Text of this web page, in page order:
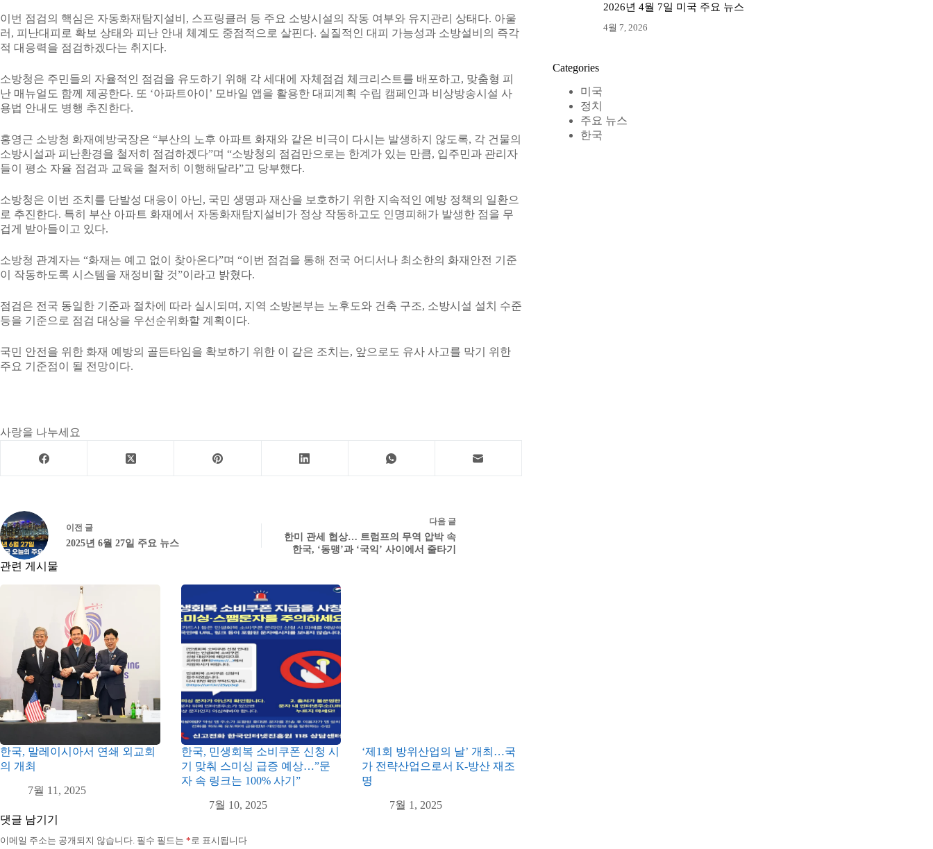
이번 점검의 핵심은 자동화재탐지설비, 스프링클러 등 주요 소방시설의 작동 여부와 유지관리 상태다. 아울
러, 피난대피로 확보 상태와 피난 안내 체계도 중점적으로 살핀다. 실질적인 대피 가능성과 소방설비의 즉각
적 대응력을 점검하겠다는 취지다.
소방청은 주민들의 자율적인 점검을 유도하기 위해 각 세대에 자체점검 체크리스트를 배포하고, 맞춤형 피
난 매뉴얼도 함께 제공한다. 또 ‘아파트아이’ 모바일 앱을 활용한 대피계획 수립 캠페인과 비상방송시설 사
용법 안내도 병행 추진한다.
홍영근 소방청 화재예방국장은 “부산의 노후 아파트 화재와 같은 비극이 다시는 발생하지 않도록, 각 건물의
소방시설과 피난환경을 철저히 점검하겠다”며 “소방청의 점검만으로는 한계가 있는 만큼, 입주민과 관리자
들이 평소 자율 점검과 교육을 철저히 이행해달라”고 당부했다.
소방청은 이번 조치를 단발성 대응이 아닌, 국민 생명과 재산을 보호하기 위한 지속적인 예방 정책의 일환으
로 추진한다. 특히 부산 아파트 화재에서 자동화재탐지설비가 정상 작동하고도 인명피해가 발생한 점을 무
겁게 받아들이고 있다.
소방청 관계자는 “화재는 예고 없이 찾아온다”며 “이번 점검을 통해 전국 어디서나 최소한의 화재안전 기준
이 작동하도록 시스템을 재정비할 것”이라고 밝혔다.
점검은 전국 동일한 기준과 절차에 따라 실시되며, 지역 소방본부는 노후도와 건축 구조, 소방시설 설치 수준
등을 기준으로 점검 대상을 우선순위화할 계획이다.
국민 안전을 위한 화재 예방의 골든타임을 확보하기 위한 이 같은 조치는, 앞으로도 유사 사고를 막기 위한
주요 기준점이 될 전망이다.
사랑을 나누세요
이전 글
2025년 6월 27일 주요 뉴스
다음 글
한미 관세 협상… 트럼프의 무역 압박 속
한국, ‘동맹’과 ‘국익’ 사이에서 줄타기
관련 게시물
한국, 말레이시아서 연쇄 외교회
의 개최
7월 11, 2025
한국, 민생회복 소비쿠폰 신청 시
기 맞춰 스미싱 급증 예상…”문
자 속 링크는 100% 사기”
7월 10, 2025
‘제1회 방위산업의 날’ 개최…국
가 전략산업으로서 K-방산 재조
명
7월 1, 2025
댓글 남기기
이메일 주소는 공개되지 않습니다. 필수 필드는 *로 표시됩니다
2026년 4월 7일 미국 주요 뉴스
4월 7, 2026
Categories
미국
정치
주요 뉴스
한국